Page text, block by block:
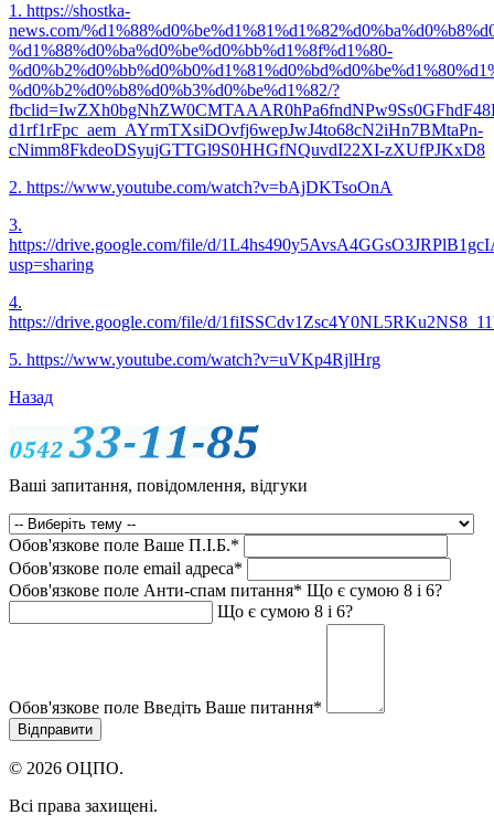
1. https://shostka-
news.com/
%d1%88%d0%ba%d0%be%d0%bb%d1%8f%d1%80-
%d0%b2%d0%b8%d0%b3%d0%be%d1%82/?
d1rf1rFpc_aem_AYrmTXsiDOvfj6wepJwJ4to68cN2iHn7BMtaPn-
cNimm8FkdeoDSyujGTTGl9S0HHGfNQuvdI22XI-zXUfPJKxD8
2. https://www.youtube.com/watch?v=bAjDKTsoOnA
3.
https://drive.google.com/file/d/
usp=sharing
4.
https://drive.google.com/file/d/
5. https://www.youtube.com/watch?v=uVKp4RjlHrg
Назад
Ваші запитання, повідомлення, відгуки
Обов'язкове поле Ваше П.I.Б.*
Обов'язкове поле email адреса*
Обов'язкове поле Анти-спам питання* Що є сумою 8 і 6?
Що є сумою 8 і 6?
Обов'язкове поле Введіть Ваше питання*
© 2026 ОЦПО.
Всі права захищені.